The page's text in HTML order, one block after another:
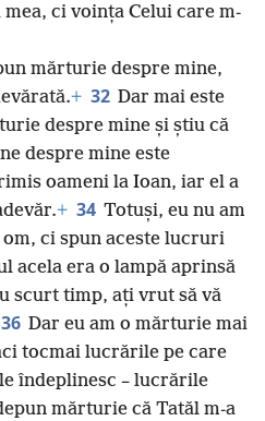
ci voința Celui care m-
mărturie despre mine,
+ 32 Dar mai este
despre mine și știu că
despre mine este
oameni la Ioan, iar el a
+ 34 Totuși, eu nu am
ci spun aceste lucruri
acela era o lampă aprinsă
scurt timp, ați vrut să vă
36 Dar eu am o mărturie mai
tocmai lucrările pe care
îndeplinesc – lucrările
mărturie că Tatăl m-a